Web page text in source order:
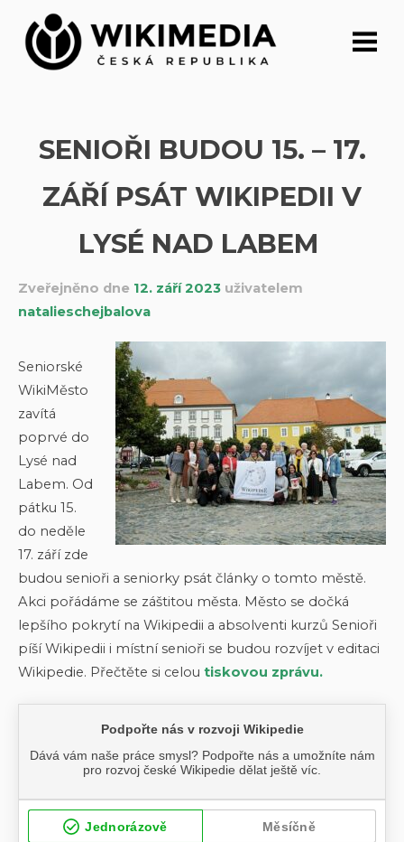
Přeskočit
obsah
SENIOŘI BUDOU 15. –⁠ 17.
ZÁŘÍ PSÁT WIKIPEDII V
LYSÉ NAD LABEM
Zveřejněno dne 12. září 2023 uživatelem
natalieschejbalova
Seniorské
WikiMěsto
zavítá
poprvé do
Lysé nad
Labem. Od
pátku 15.
do neděle
17. září zde
budou senioři a seniorky psát články o tomto městě.
Akci pořádáme se záštitou města. Město se dočká
lepšího pokrytí na Wikipedii a absolventi kurzů Senioři
píší Wikipedii i místní senioři se budou rozvíjet v editaci
Wikipedie. Přečtěte si celou tiskovou zprávu.